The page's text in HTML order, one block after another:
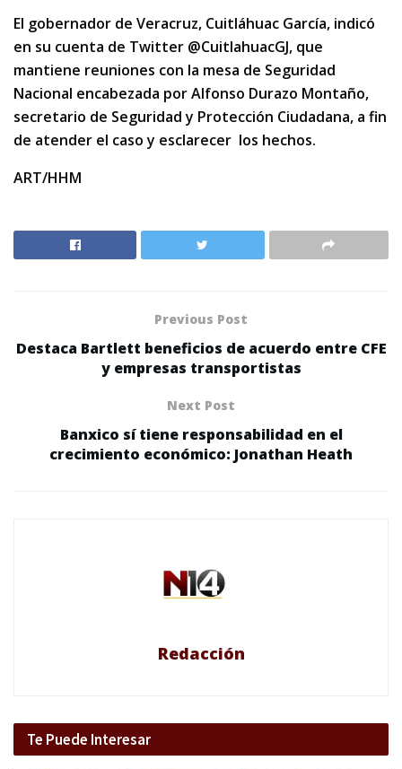
El gobernador de Veracruz, Cuitláhuac García, indicó
en su cuenta de Twitter @CuitlahuacGJ, que
mantiene reuniones con la mesa de Seguridad
Nacional encabezada por Alfonso Durazo Montaño,
secretario de Seguridad y Protección Ciudadana, a fin
de atender el caso y esclarecer los hechos.
ART/HHM
Previous Post
Destaca Bartlett beneficios de acuerdo entre CFE
y empresas transportistas
Next Post
Banxico sí tiene responsabilidad en el
crecimiento económico: Jonathan Heath
Redacción
Te Puede Interesar